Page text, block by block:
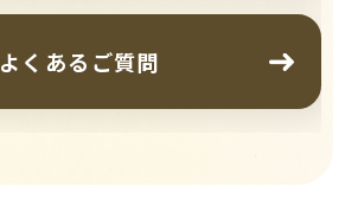
よくあるご質問